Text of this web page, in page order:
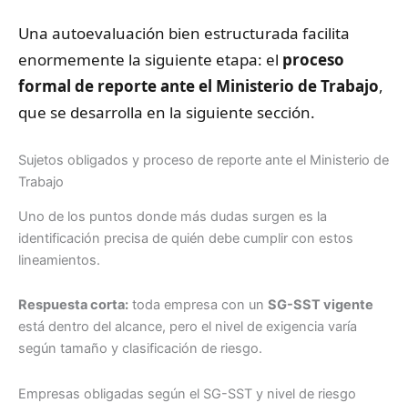
Una autoevaluación bien estructurada facilita
enormemente la siguiente etapa: el proceso
formal de reporte ante el Ministerio de Trabajo,
que se desarrolla en la siguiente sección.
Sujetos obligados y proceso de reporte ante el Ministerio de
Trabajo
Uno de los puntos donde más dudas surgen es la
identificación precisa de quién debe cumplir con estos
lineamientos.
Respuesta corta: toda empresa con un SG-SST vigente
está dentro del alcance, pero el nivel de exigencia varía
según tamaño y clasificación de riesgo.
Empresas obligadas según el SG-SST y nivel de riesgo